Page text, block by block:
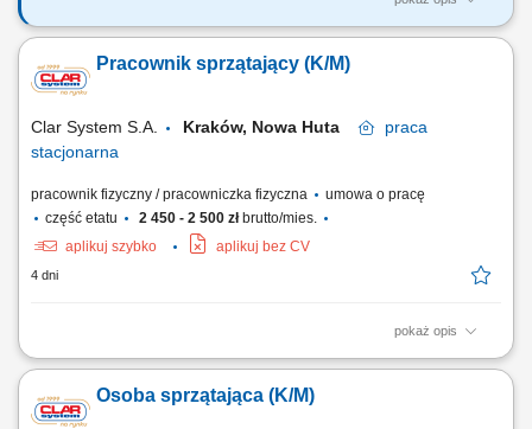
Zakres obowiązków: Sprzątanie kuchni, biura, części wspólnych;
porządkowe zlecone przez przełożonego;
Pracownik sprzątający (K/M)
Clar System S.A. Kraków, Nowa Huta
praca
stacjonarna
pracownik fizyczny / pracowniczka fizyczna
umowa o pracę
część etatu
2 450 - 2 500 złbrutto/mies.
aplikuj szybko
aplikuj bez CV
4 dni
pokaż opis
Zakres prac: sprzątanie pomieszczeń biurowych, pomieszczeń
Osoba sprzątająca (K/M)